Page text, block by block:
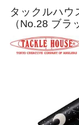
タックルハ
（No.28 ブラ